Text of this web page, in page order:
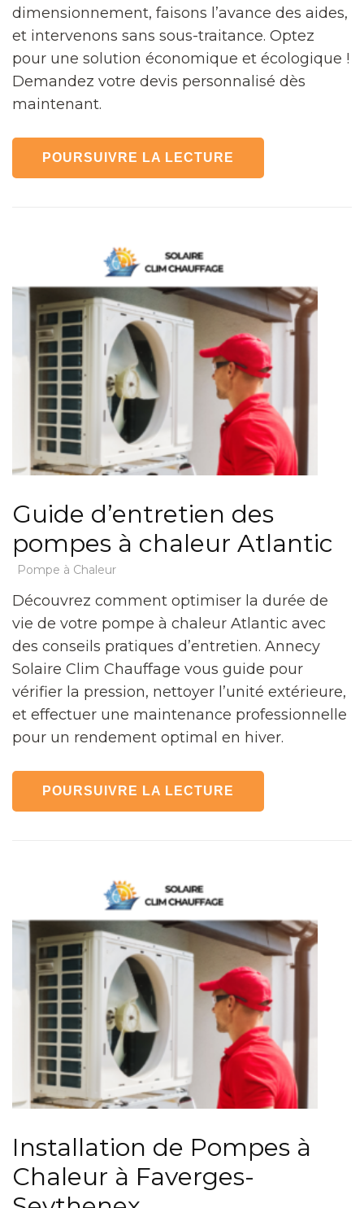
dimensionnement, faisons l’avance des aides,
et intervenons sans sous-traitance. Optez
pour une solution économique et écologique !
Demandez votre devis personnalisé dès
maintenant.
POURSUIVRE LA LECTURE
Guide d’entretien des
pompes à chaleur Atlantic
Pompe à Chaleur
Découvrez comment optimiser la durée de
vie de votre pompe à chaleur Atlantic avec
des conseils pratiques d’entretien. Annecy
Solaire Clim Chauffage vous guide pour
vérifier la pression, nettoyer l’unité extérieure,
et effectuer une maintenance professionnelle
pour un rendement optimal en hiver.
POURSUIVRE LA LECTURE
Installation de Pompes à
Chaleur à Faverges-